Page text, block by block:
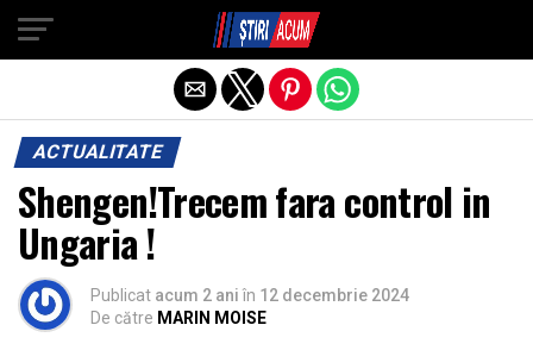
ACTUALITATE
Shengen!Trecem fara control in
Ungaria !
Publicat acum 2 ani în 12 decembrie 2024
De către MARIN MOISE
Exit mobile version